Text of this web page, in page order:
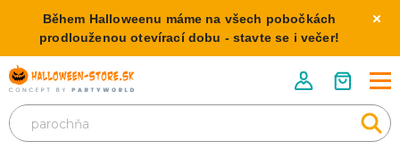
Během Halloweenu máme na všech pobočkách
prodlouženou otevírací dobu - stavte se i večer!